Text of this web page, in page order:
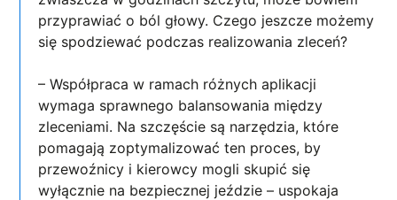
przyprawiać o ból głowy. Czego jeszcze możemy
się spodziewać podczas realizowania zleceń?
– Współpraca w ramach różnych aplikacji
wymaga sprawnego balansowania między
zleceniami. Na szczęście są narzędzia, które
pomagają zoptymalizować ten proces, by
przewoźnicy i kierowcy mogli skupić się
wyłącznie na bezpiecznej jeździe – uspokaja